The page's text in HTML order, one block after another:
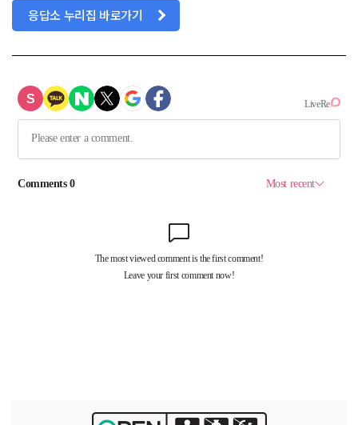
응답소 누리집 바로가기